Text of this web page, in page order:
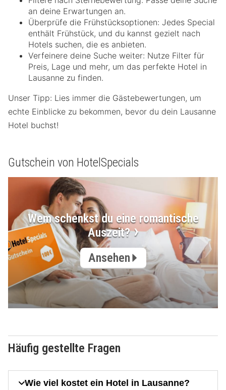
an deine Erwartungen an.
Überprüfe die Frühstücksoptionen: Jedes Special
enthält Frühstück, und du kannst gezielt nach
Hotels suchen, die es anbieten.
Verfeinere deine Suche weiter: Nutze Filter für
Preis, Lage und mehr, um das perfekte Hotel in
Lausanne zu finden.
Unser Tipp: Lies immer die Gästebewertungen, um
echte Einblicke zu bekommen, bevor du dein Lausanne
Hotel buchst!
Gutschein von HotelSpecials
Wem schenkst du eine romantische
Auszeit?
Ansehen
Häufig gestellte Fragen
Wie viel kostet ein Hotel in Lausanne?